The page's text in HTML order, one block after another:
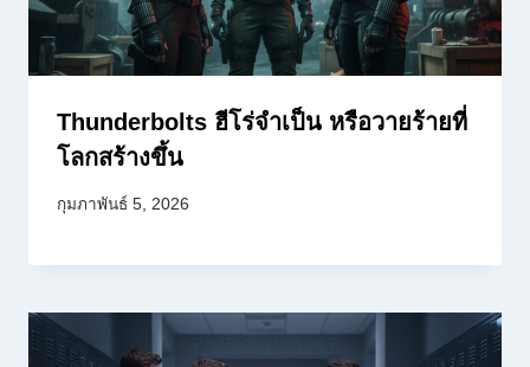
Thunderbolts ฮีโร่จำเป็น หรือวายร้ายที่
โลกสร้างขึ้น
กุมภาพันธ์ 5, 2026